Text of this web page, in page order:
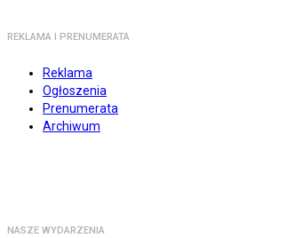
REKLAMA I PRENUMERATA
Reklama
Ogłoszenia
Prenumerata
Archiwum
NASZE WYDARZENIA